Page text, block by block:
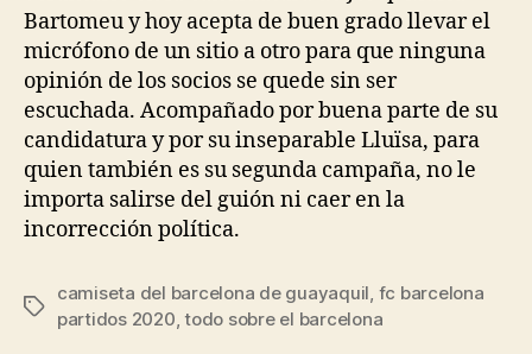
Bartomeu y hoy acepta de buen grado llevar el
micrófono de un sitio a otro para que ninguna
opinión de los socios se quede sin ser
escuchada. Acompañado por buena parte de su
candidatura y por su inseparable Lluïsa, para
quien también es su segunda campaña, no le
importa salirse del guión ni caer en la
incorrección política.
Etiquetas
camiseta del barcelona de guayaquil, fc barcelona
partidos 2020,todo sobre el barcelona